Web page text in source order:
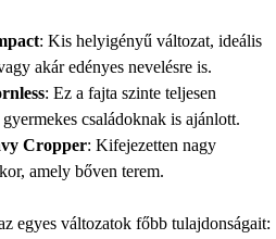
: Kis helyigényű változat, ideális
akár edényes nevelésre is.
: Ez a fajta szinte teljesen
családoknak is ajánlott.
Cropper: Kifejezetten nagy
amely bőven terem.
egyes változatok főbb tulajdonságait: